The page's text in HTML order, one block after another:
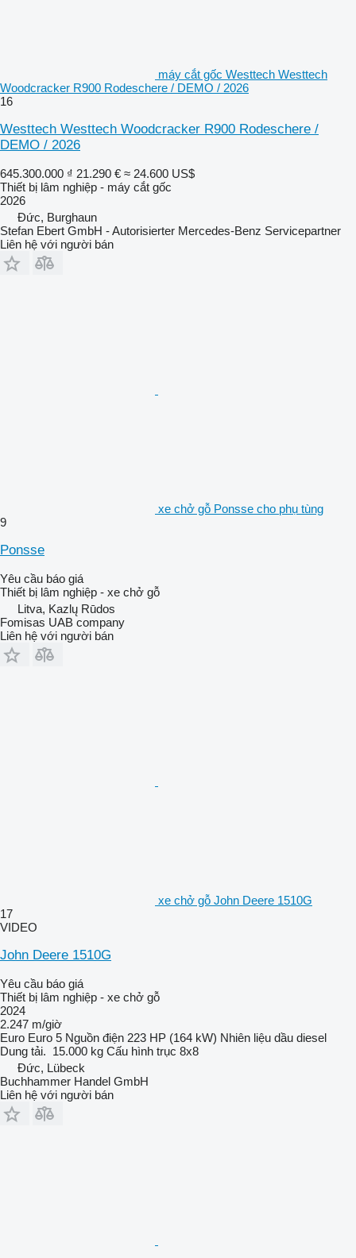
máy cắt gốc Westtech Westtech
Woodcracker R900 Rodeschere / DEMO / 2026
16
Westtech Westtech Woodcracker R900 Rodeschere /
DEMO / 2026
645.300.000 ₫ 21.290 € ≈ 24.600 US$
Thiết bị lâm nghiệp - máy cắt gốc
2026
Đức, Burghaun
Stefan Ebert GmbH - Autorisierter Mercedes-Benz Servicepartner
Liên hệ với người bán
xe chở gỗ Ponsse cho phụ tùng
9
Ponsse
Yêu cầu báo giá
Thiết bị lâm nghiệp - xe chở gỗ
Litva, Kazlų Rūdos
Fomisas UAB company
Liên hệ với người bán
xe chở gỗ John Deere 1510G
17
VIDEO
John Deere 1510G
Yêu cầu báo giá
Thiết bị lâm nghiệp - xe chở gỗ
2024
2.247 m/giờ
Euro Euro 5 Nguồn điện 223 HP (164 kW) Nhiên liệu dầu diesel
Dung tải. 15.000 kg Cấu hình trục 8x8
Đức, Lübeck
Buchhammer Handel GmbH
Liên hệ với người bán